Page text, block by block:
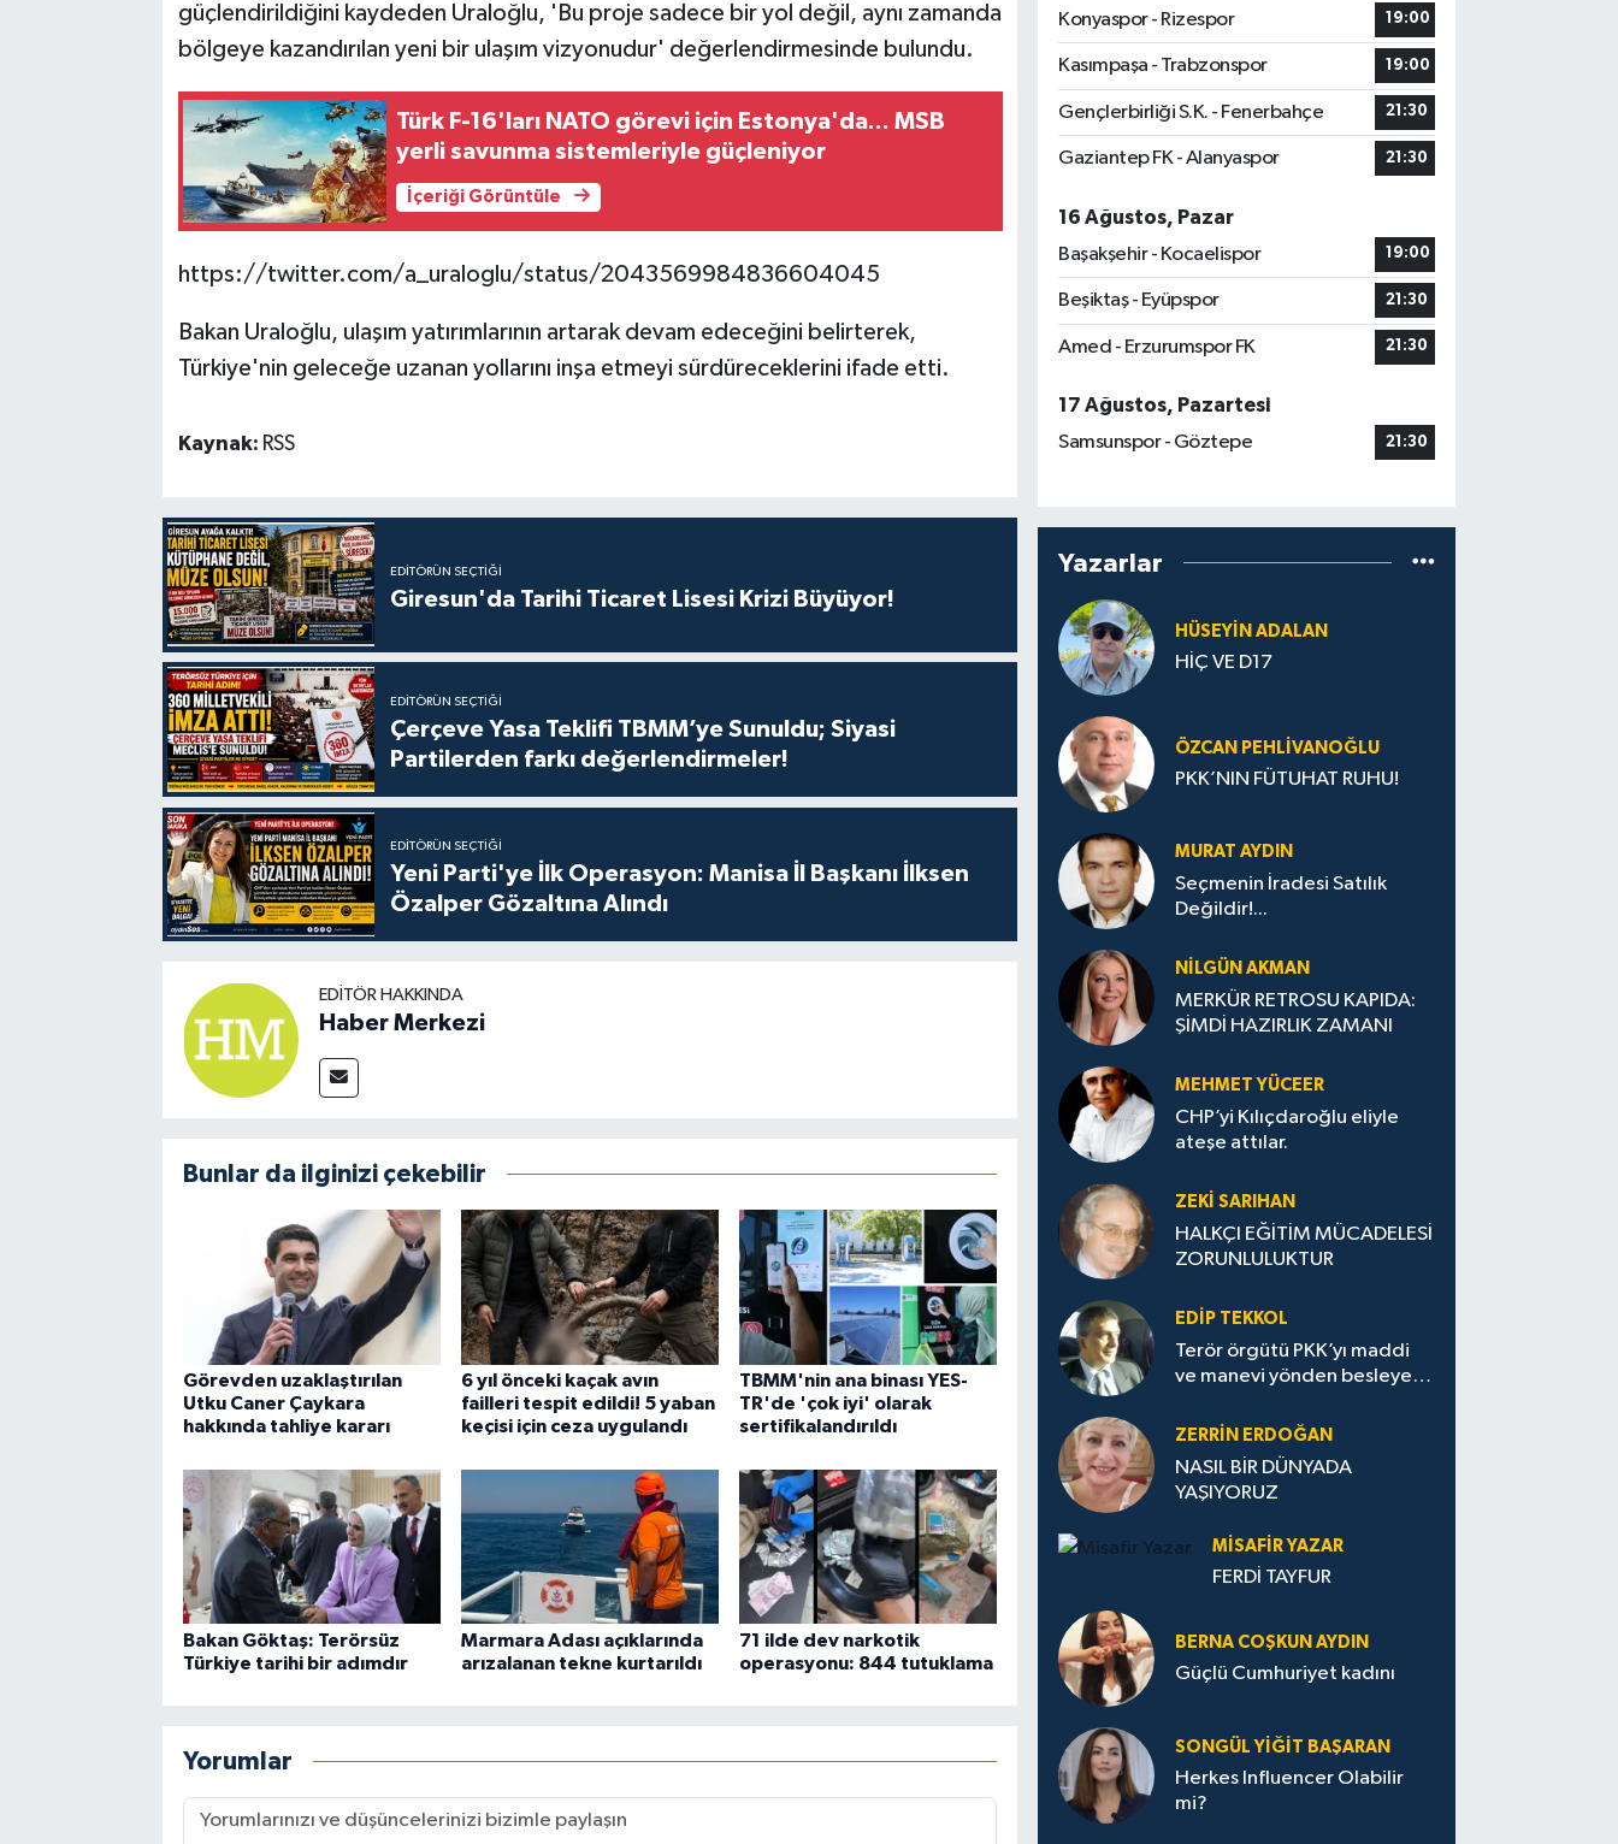
güçlendirildiğini kaydeden Uraloğlu, 'Bu proje sadece bir yol değil, aynı zamanda
bölgeye kazandırılan yeni bir ulaşım vizyonudur' değerlendirmesinde bulundu.
Türk F-16'ları NATO görevi için Estonya'da... MSB
yerli savunma sistemleriyle güçleniyor
İçeriği Görüntüle
https://twitter.com/a_uraloglu/status/2043569984836604045
Bakan Uraloğlu, ulaşım yatırımlarının artarak devam edeceğini belirterek,
Türkiye'nin geleceğe uzanan yollarını inşa etmeyi sürdüreceklerini ifade etti.
Kaynak: RSS
EDITÖRÜN SEÇTIĞI
Giresun'da Tarihi Ticaret Lisesi Krizi Büyüyor!
EDITÖRÜN SEÇTIĞI
Çerçeve Yasa Teklifi TBMM’ye Sunuldu; Siyasi
Partilerden farkı değerlendirmeler!
EDITÖRÜN SEÇTIĞI
Yeni Parti'ye İlk Operasyon: Manisa İl Başkanı İlksen
Özalper Gözaltına Alındı
EDITÖR HAKKINDA
Haber Merkezi
Bunlar da ilginizi çekebilir
Görevden uzaklaştırılan
Utku Caner Çaykara
hakkında tahliye kararı
6 yıl önceki kaçak avın
failleri tespit edildi! 5 yaban
keçisi için ceza uygulandı
TBMM'nin ana binası YES-
TR'de 'çok iyi' olarak
sertifikalandırıldı
Bakan Göktaş: Terörsüz
Türkiye tarihi bir adımdır
Marmara Adası açıklarında
arızalanan tekne kurtarıldı
71 ilde dev narkotik
operasyonu: 844 tutuklama
Yorumlar
Konyaspor - Rizespor
19:00
Kasımpaşa - Trabzonspor 19:00
Gençlerbirliği S.K. - Fenerbahçe 21:30
Gaziantep FK - Alanyaspor 21:30
16 Ağustos, Pazar
Başakşehir - Kocaelispor
19:00
Beşiktaş - Eyüpspor 21:30
Amed - Erzurumspor FK 21:30
17 Ağustos, Pazartesi
Samsunspor - Göztepe
21:30
Yazarlar
HÜSEYIN ADALAN
HİÇ VE D17
ÖZCAN PEHLIVANOĞLU
PKK’NIN FÜTUHAT RUHU!
MURAT AYDIN
Seçmenin İradesi Satılık
Değildir!...
NILGÜN AKMAN
MERKÜR RETROSU KAPIDA:
ŞİMDİ HAZIRLIK ZAMANI
MEHMET YÜCEER
CHP’yi Kılıçdaroğlu eliyle
ateşe attılar.
ZEKI SARIHAN
HALKÇI EĞİTİM MÜCADELESİ
ZORUNLULUKTUR
EDIP TEKKOL
Terör örgütü PKK’yı maddi
ve manevi yönden besleyen
ZERRIN ERDOĞAN
NASIL BİR DÜNYADA
YAŞIYORUZ
MISAFIR YAZAR
FERDİ TAYFUR
BERNA COŞKUN AYDIN
Güçlü Cumhuriyet kadını
SONGÜL YIĞIT BAŞARAN
Herkes Influencer Olabilir
mi?